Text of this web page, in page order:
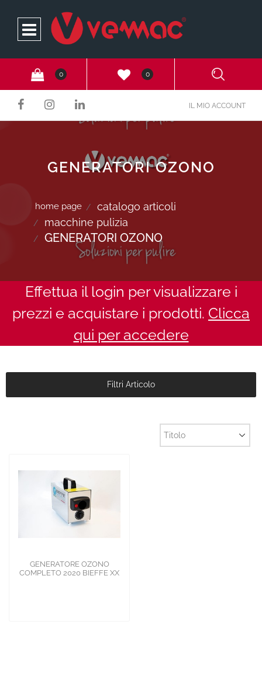
Open
0 0
IL MIO ACCOUNT
GENERATORI OZONO
home page
catalogo articoli
macchine pulizia
GENERATORI OZONO
Effettua il login per visualizzare i
prezzi e acquistare i prodotti. Clicca
qui per accedere
Filtri Articolo
GENERATORE OZONO
COMPLETO 2020 BIEFFE XX